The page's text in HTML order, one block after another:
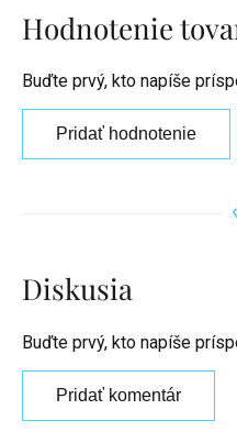
Hodnotenie
Buďte prvý, kto napíše
Pridať hodnotenie
Diskusia
Buďte prvý, kto napíše
Pridať komentár